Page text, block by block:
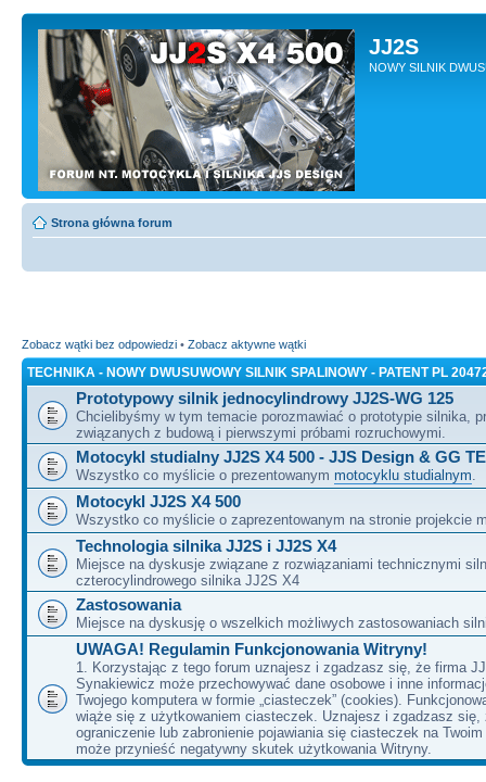
JJ2S
NOWY SILNIK
Strona główna forum
Zobacz wątki bez odpowiedzi • Zobacz aktywne wątki
TECHNIKA - NOWY DWUSUWOWY SILNIK SPALINOWY - PATENT PL
Prototypowy silnik jednocylindrowy JJ2S-WG 125
Chcielibyśmy w tym temacie porozmawiać o prototypie silnika,
związanych z budową i pierwszymi próbami rozruchowymi.
Motocykl studialny JJ2S X4 500 - JJS Design & GG
Wszystko co myślicie o prezentowanym motocyklu studialnym
Motocykl JJ2S X4 500
Wszystko co myślicie o zaprezentowanym na stronie projekcie
Technologia silnika JJ2S i JJ2S X4
Miejsce na dyskusje związane z rozwiązaniami technicznymi
czterocylindrowego silnika JJ2S X4
Zastosowania
Miejsce na dyskusję o wszelkich możliwych zastosowaniach
UWAGA! Regulamin Funkcjonowania Witryny!
1. Korzystając z tego forum uznajesz i zgadzasz się, że firma
Synakiewicz może przechowywać dane osobowe i inne
Twojego komputera w formie „ciasteczek” (cookies).
wiąże się z użytkowaniem ciasteczek. Uznajesz i zgadzasz się,
ograniczenie lub zabronienie pojawiania się ciasteczek na
może przynieść negatywny skutek użytkowania Witryny.